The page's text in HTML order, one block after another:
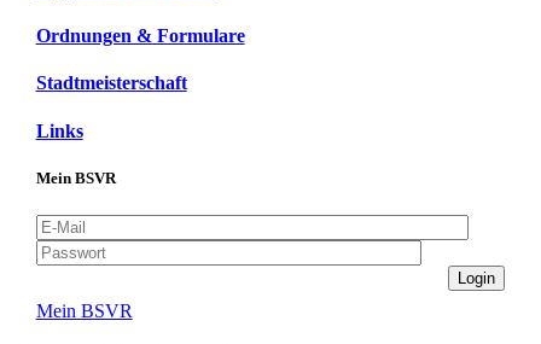
Ordnungen & Formulare
Stadtmeisterschaft
Links
Mein BSVR
Mein BSVR